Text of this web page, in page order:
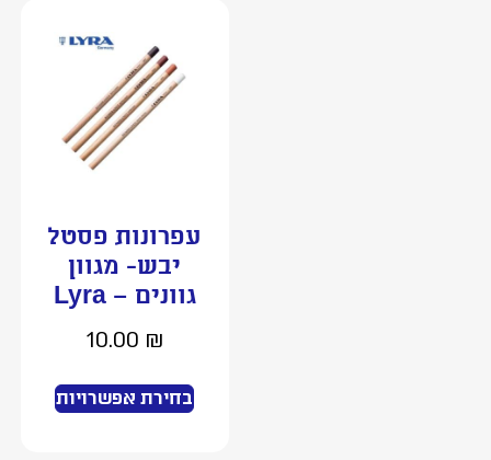
עפרונות פסטל
יבש- מגוון
גוונים – Lyra
10.00₪
בחירת אפשרויות